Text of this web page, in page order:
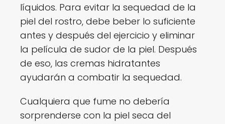
líquidos. Para evitar la sequedad de la
piel del rostro, debe beber lo suficiente
antes y después del ejercicio y eliminar
la película de sudor de la piel. Después
de eso, las cremas hidratantes
ayudarán a combatir la sequedad.
Cualquiera que fume no debería
sorprenderse con la piel seca del